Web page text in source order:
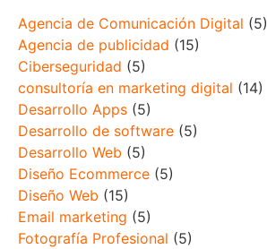
Agencia de Comunicación Digital (5)
Agencia de publicidad (15)
Ciberseguridad (5)
consultoría en marketing digital (14)
Desarrollo Apps (5)
Desarrollo de software (5)
Desarrollo Web (5)
Diseño Ecommerce (5)
Diseño Web (15)
Email marketing (5)
Fotografía Profesional (5)